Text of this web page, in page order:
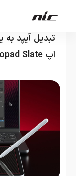
تبدیل آیپد
اپ Astropad Slate